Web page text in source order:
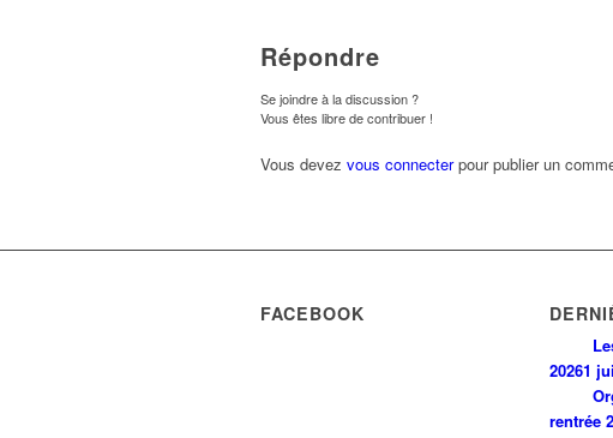
Répondre
Se joindre à la discussion ?
Vous êtes libre de contribuer !
Vous devez vous connecterpour publier un
FACEBOOK
20261
rentrée